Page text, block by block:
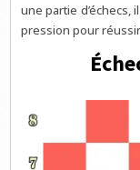
une partie d’échecs,
pression pour